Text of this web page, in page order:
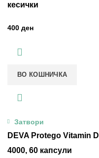
кесички
ден
ВО КОШНИЧКА
Затвори
DEVA Protego Vitamin D
4000, 60 капсули